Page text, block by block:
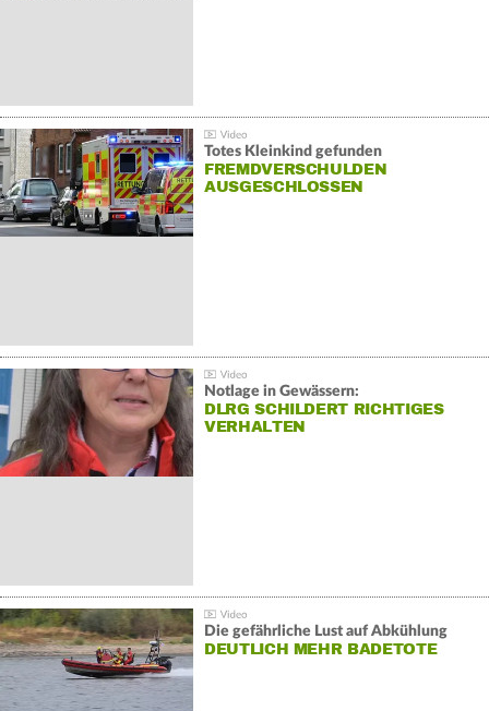
Totes Kleinkind gefunden
FREMDVERSCHULDEN
AUSGESCHLOSSEN
Notlage in Gewässern:
DLRG SCHILDERT RICHTIGES
VERHALTEN
Die gefährliche Lust auf Abkühlung
DEUTLICH MEHR BADETOTE